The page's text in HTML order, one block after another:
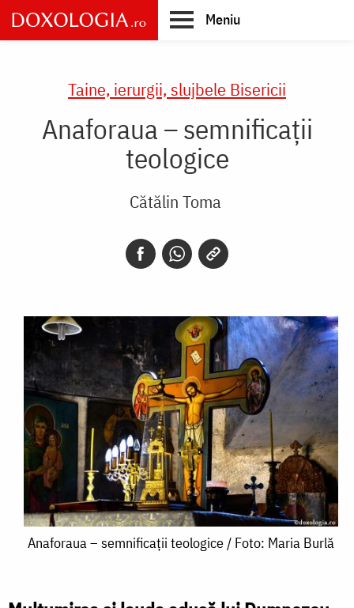
Skip
to
main
Meniu
Taine, ierurgii, slujbele Bisericii
Anaforaua – semnificații
teologice
Cătălin Toma
Anaforaua
Anaforaua – semnificații teologice / Foto: Maria Burlă